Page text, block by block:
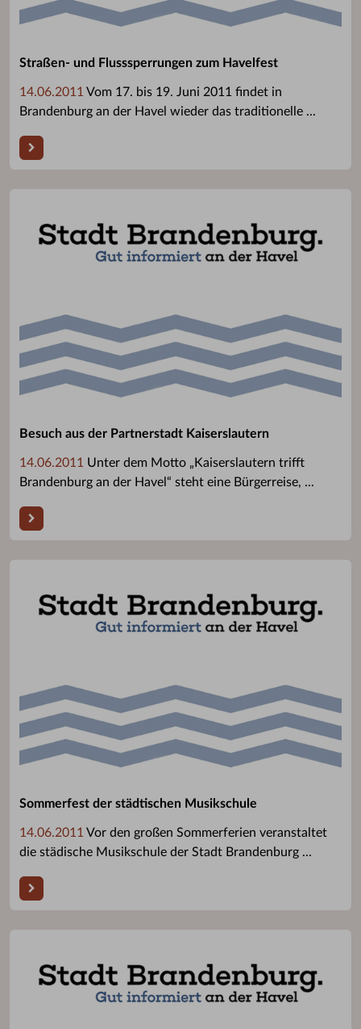
Straßen- und Flusssperrungen zum Havelfest
14.06.2011 Vom 17. bis 19. Juni 2011 findet in
Brandenburg an der Havel wieder das traditionelle ...
Besuch aus der Partnerstadt Kaiserslautern
14.06.2011 Unter dem Motto „Kaiserslautern trifft
Brandenburg an der Havel“ steht eine Bürgerreise, ...
Sommerfest der städtischen Musikschule
14.06.2011 Vor den großen Sommerferien veranstaltet
die städische Musikschule der Stadt Brandenburg ...